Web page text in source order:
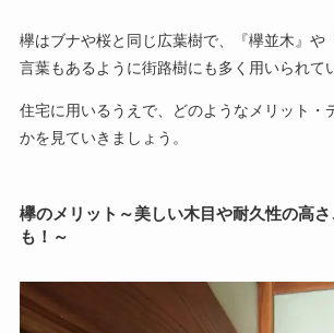
欅はブナや桜と同じ広葉樹で、『欅並木』や
言葉もあるように街路樹にも多く用いられて
住宅に用いるうえで、どのようなメリット・
かを見ていきましょう。
欅のメリット～美しい木目や耐久性の高
も！～